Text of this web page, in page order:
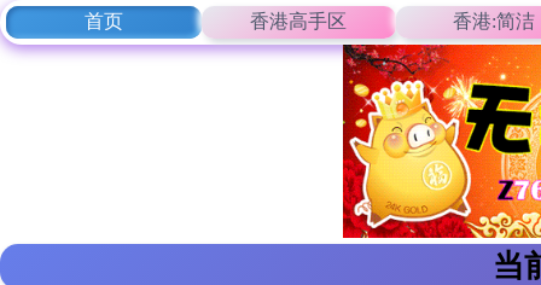
首页 香港高手区 香港:简洁
当